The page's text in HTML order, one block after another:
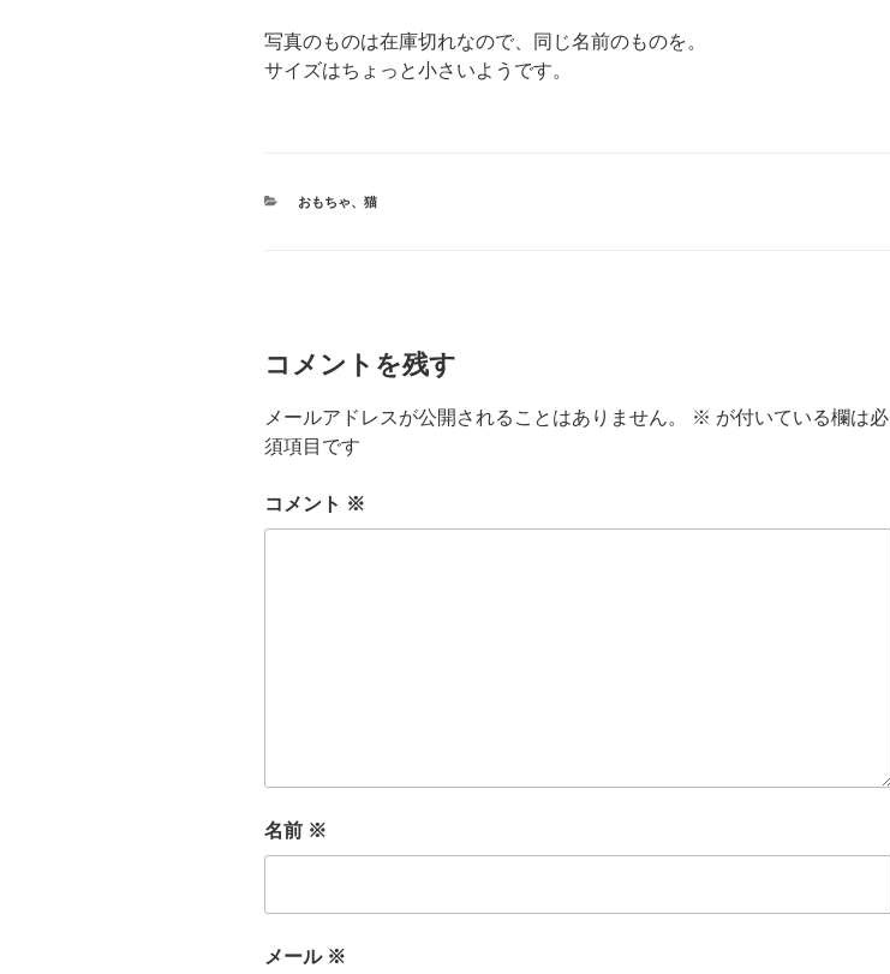
写真のものは在庫切れなので、同じ名前のものを。
サイズはちょっと小さいようです。
カ
おもちゃ、 猫
コメントを残す
メールアドレスが公開されることはありません。 ※ が付いている欄は必
須項目です
コメント ※
名前 ※
メール ※